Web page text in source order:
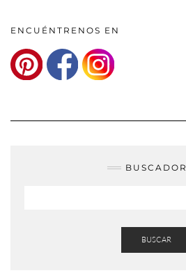
ENCUÉNTRENOS EN
BUSCADOR
BUSCAR